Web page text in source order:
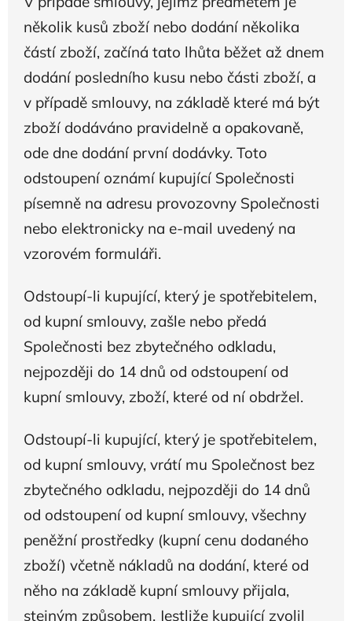
několik kusů zboží nebo dodání několika
částí zboží, začíná tato lhůta běžet až dnem
dodání posledního kusu nebo části zboží, a
v případě smlouvy, na základě které má být
zboží dodáváno pravidelně a opakovaně,
ode dne dodání první dodávky. Toto
odstoupení oznámí kupující Společnosti
písemně na adresu provozovny Společnosti
nebo elektronicky na e-mail uvedený na
vzorovém formuláři.
Odstoupí-li kupující, který je spotřebitelem,
od kupní smlouvy, zašle nebo předá
Společnosti bez zbytečného odkladu,
nejpozději do 14 dnů od odstoupení od
kupní smlouvy, zboží, které od ní obdržel.
Odstoupí-li kupující, který je spotřebitelem,
od kupní smlouvy, vrátí mu Společnost bez
zbytečného odkladu, nejpozději do 14 dnů
od odstoupení od kupní smlouvy, všechny
peněžní prostředky (kupní cenu dodaného
zboží) včetně nákladů na dodání, které od
něho na základě kupní smlouvy přijala,
stejným způsobem. Jestliže kupující zvolil